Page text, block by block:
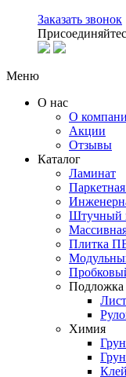
Заказать звонок
Меню
О нас
О
Акции
Отзывы
Каталог
Ламинат
Штучный
Плитка
Подложка
Химия
Клей